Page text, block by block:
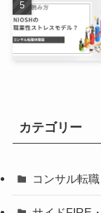
カテゴリー
コンサル転